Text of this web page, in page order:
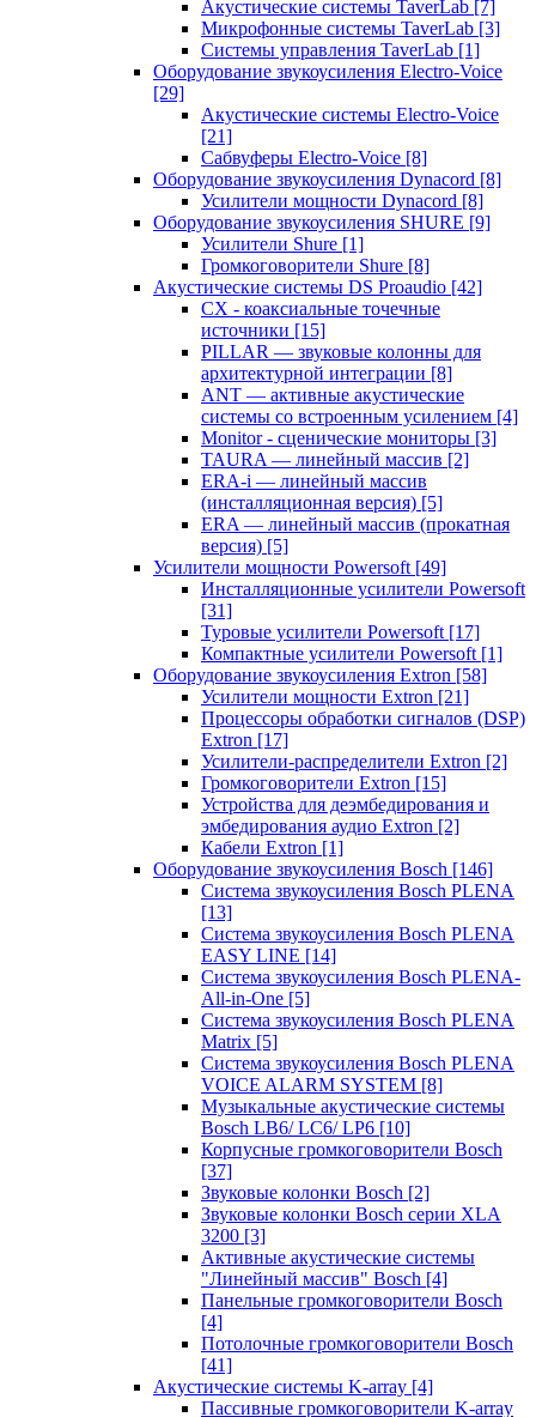
Акустические системы TaverLab [7]
Микрофонные системы TaverLab [3]
Системы управления TaverLab [1]
Оборудование звукоусиления Electro-Voice
[29]
Акустические системы Electro-Voice
[21]
Сабвуферы Electro-Voice [8]
Оборудование звукоусиления Dynacord [8]
Усилители мощности Dynacord [8]
Оборудование звукоусиления SHURE [9]
Усилители Shure [1]
Громкоговорители Shure [8]
Акустические системы DS Proaudio [42]
CX - коаксиальные точечные
источники [15]
PILLAR — звуковые колонны для
архитектурной интеграции [8]
ANT — активные акустические
системы со встроенным усилением [4]
Monitor - сценические мониторы [3]
TAURA — линейный массив [2]
ERA-i — линейный массив
(инсталляционная версия) [5]
ERA — линейный массив (прокатная
версия) [5]
Усилители мощности Powersoft [49]
Инсталляционные усилители Powersoft
[31]
Туровые усилители Powersoft [17]
Компактные усилители Powersoft [1]
Оборудование звукоусиления Extron [58]
Усилители мощности Extron [21]
Процессоры обработки сигналов (DSP)
Extron [17]
Усилители-распределители Extron [2]
Громкоговорители Extron [15]
Устройства для деэмбедирования и
эмбедирования аудио Extron [2]
Кабели Extron [1]
Оборудование звукоусиления Bosch [146]
Система звукоусиления Bosch PLENA
[13]
Система звукоусиления Bosch PLENA
EASY LINE [14]
Система звукоусиления Bosch PLENA-
All-in-One [5]
Система звукоусиления Bosch PLENA
Matrix [5]
Система звукоусиления Bosch PLENA
VOICE ALARM SYSTEM [8]
Музыкальные акустические системы
Bosch LB6/ LC6/ LP6 [10]
Корпусные громкоговорители Bosch
[37]
Звуковые колонки Bosch [2]
Звуковые колонки Bosch серии XLA
3200 [3]
Активные акустические системы
"Линейный массив" Bosch [4]
Панельные громкоговорители Bosch
[4]
Потолочные громкоговорители Bosch
[41]
Акустические системы K-array [4]
Пассивные громкоговорители K-array